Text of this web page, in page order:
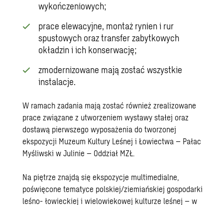
wykończeniowych;
prace elewacyjne, montaż rynien i rur
spustowych oraz transfer zabytkowych
okładzin i ich konserwację;
zmodernizowane mają zostać wszystkie
instalacje.
W ramach zadania mają zostać również zrealizowane
prace związane z utworzeniem wystawy stałej oraz
dostawą pierwszego wyposażenia do tworzonej
ekspozycji Muzeum Kultury Leśnej i Łowiectwa – Pałac
Myśliwski w Julinie – Oddział MZŁ.
Na piętrze znajdą się ekspozycje multimedialne,
poświęcone tematyce polskiej/ziemiańskiej gospodarki
leśno- łowieckiej i wielowiekowej kulturze leśnej – w